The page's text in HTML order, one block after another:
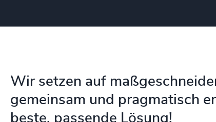
Wir setzen auf
gemeinsam und pragmatisch
beste, passende Lösung!